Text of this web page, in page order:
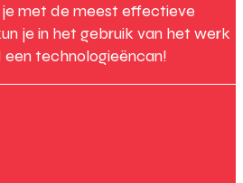
met de meest effectieve
je in het gebruik van het werk
een technologieëncan!